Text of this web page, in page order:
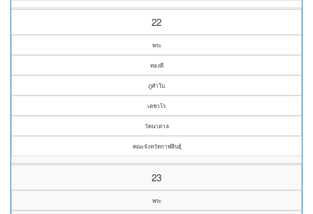
22
พระ
ทองดี
ภูคำใบ
เตชวโร
วัดนาตาล
คณะจังหวัดกาฬสินธุ์
23
พระ